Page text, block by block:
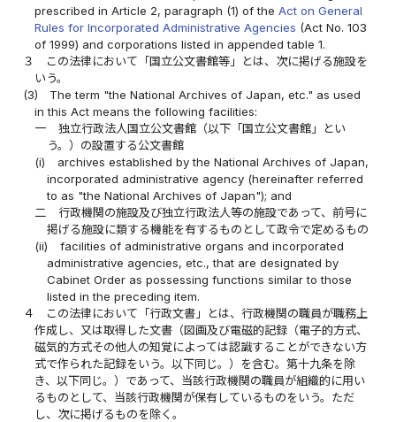
prescribed in Article 2, paragraph (1) of theAct on General
Rules for Incorporated Administrative Agencies (Act No. 103
of 1999) and corporations listed in appended table 1.
３
この法律において「国立公文書館等」とは、次に掲げる施設を
いう。
(3)
The term "the National Archives of Japan, etc." as used
in this Act means the following facilities:
一
独立行政法人国立公文書館（以下「国立公文書館」とい
う。）の設置する公文書館
(i)
archives established by the National Archives of Japan,
incorporated administrative agency (hereinafter referred
to as "the National Archives of Japan"); and
二
行政機関の施設及び独立行政法人等の施設であって、前号に
掲げる施設に類する機能を有するものとして政令で定めるもの
(ii)
facilities of administrative organs and incorporated
administrative agencies, etc., that are designated by
Cabinet Order as possessing functions similar to those
listed in the preceding item.
４
この法律において「行政文書」とは、行政機関の職員が職務上
作成し、又は取得した文書（図画及び電磁的記録（電子的方式、
磁気的方式その他人の知覚によっては認識することができない方
式で作られた記録をいう。以下同じ。）を含む。第十九条を除
き、以下同じ。）であって、当該行政機関の職員が組織的に用い
るものとして、当該行政機関が保有しているものをいう。ただ
し、次に掲げるものを除く。